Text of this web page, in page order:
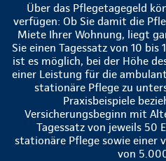
Über das Pflegetagegeld
verfügen: Ob Sie damit die
Miete Ihrer Wohnung, liegt
Sie einen Tagessatz von 10
ist es möglich, bei der Höhe
einer Leistung für die
stationäre Pflege zu
Praxisbeispiele
Versicherungsbeginn mit
Tagessatz von jeweils 50
stationäre Pflege sowie einer
von